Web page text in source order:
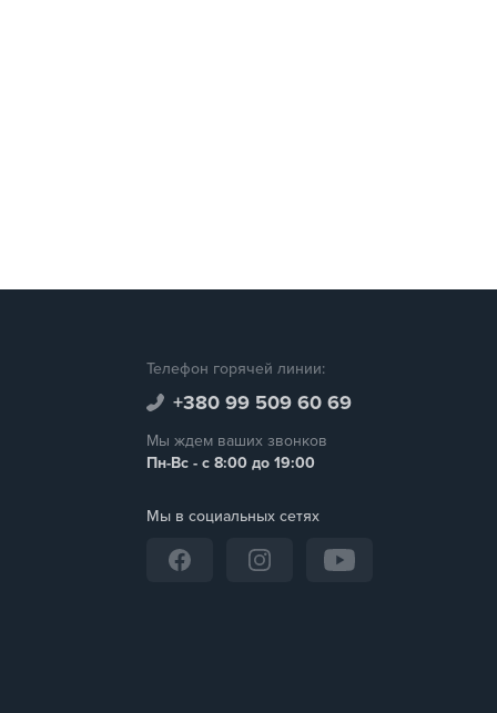
Телефон горячей линии:
+380 99 509 60 69
Мы ждем ваших звонков
Пн-Вс - с 8:00 до 19:00
Мы в социальных сетях